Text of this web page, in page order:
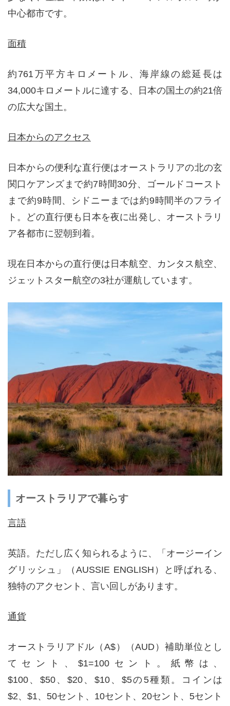
中心都市です。
面積
約761万平方キロメートル、海岸線の総延長は
34,000キロメートルに達する、日本の国土の約21倍
の広大な国土。
日本からのアクセス
日本からの便利な直行便はオーストラリアの北の玄
関口ケアンズまで約7時間30分、ゴールドコースト
まで約9時間、シドニーまでは約9時間半のフライ
ト。どの直行便も日本を夜に出発し、オーストラリ
ア各都市に翌朝到着。
現在日本からの直行便は日本航空、カンタス航空、
ジェットスター航空の3社が運航しています。
オーストラリアで暮らす
言語
英語。ただし広く知られるように、「オージーイン
グリッシュ」（AUSSIE ENGLISH）と呼ばれる、
独特のアクセント、言い回しがあります。
通貨
オーストラリアドル（A$）（AUD）補助単位とし
てセント、$1=100セント。紙幣は、
$100、$50、$20、$10、$5の5種類。コインは
$2、$1、50セント、10セント、20セント、5セント